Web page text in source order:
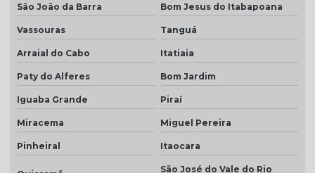
Telha grafite esmaltada
Telha hidrofugada
Telha marfim preço
Telha marrom
Telha natural
São João da Barra Bom Jesus do Itabapoana
Vassouras Tanguá
Arraial do Cabo Itatiaia
Paty do Alferes Bom Jardim
Iguaba Grande Piraí
Miracema Miguel Pereira
Pinheiral Itaocara
São José do Vale do Rio